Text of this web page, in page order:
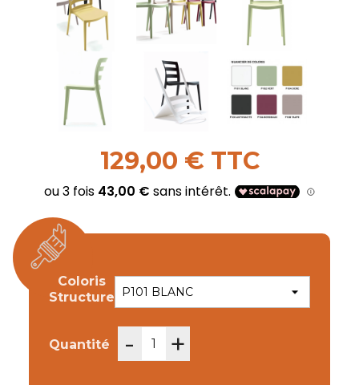
129,00 € TTC
Coloris
Structure
Quantité - +